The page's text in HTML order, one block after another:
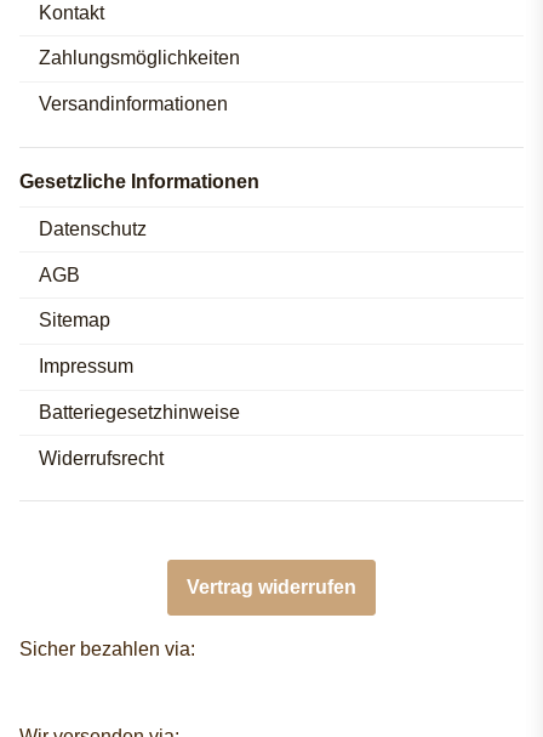
Kontakt
Zahlungsmöglichkeiten
Versandinformationen
Gesetzliche Informationen
Datenschutz
AGB
Sitemap
Impressum
Batteriegesetzhinweise
Widerrufsrecht
Vertrag widerrufen
Sicher bezahlen via: